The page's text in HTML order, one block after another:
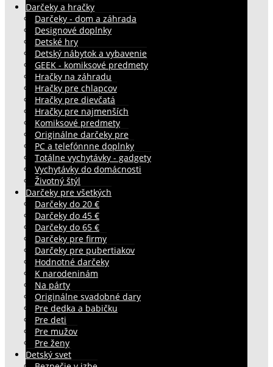
Darčeky a hračky
Darčeky - dom a záhrada
Designové doplnky
Detské hry
Detský nábytok a vybavenie
GEEK - komiksové predmety
Hračky na záhradu
Hračky pre chlapcov
Hračky pre dievčatá
Hračky pre najmenších
Komiksové predmety
Originálne darčeky pre
PC a telefónnne doplnky
Totálne vychytávky - gadgety
Vychytávky do domácnosti
Životný štýl
Darčeky pre všetkých
Darčeky do 20 €
Darčeky do 45 €
Darčeky do 65 €
Darčeky pre firmy
Darčeky pre pubertiakov
Hodnotné darčeky
K narodeninám
Na párty
Originálne svadobné dary
Pre dedka a babičku
Pre deti
Pre mužov
Pre ženy
Detský svet